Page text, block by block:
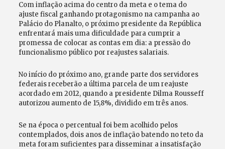
Com inflação acima do centro da meta e o tema do
ajuste fiscal ganhando protagonismo na campanha ao
Palácio do Planalto, o próximo presidente da República
enfrentará mais uma dificuldade para cumprir a
promessa de colocar as contas em dia: a pressão do
funcionalismo público por reajustes salariais.
No início do próximo ano, grande parte dos servidores
federais receberão a última parcela de um reajuste
acordado em 2012, quando a presidente Dilma Rousseff
autorizou aumento de 15,8%, dividido em três anos.
Se na época o percentual foi bem acolhido pelos
contemplados, dois anos de inflação batendo no teto da
meta foram suficientes para disseminar a insatisfação